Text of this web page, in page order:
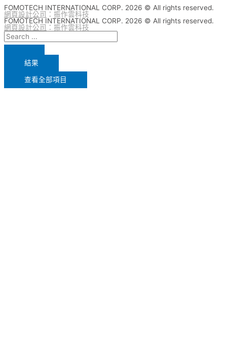
FOMOTECH INTERNATIONAL CORP. 2026 © All rights reserved.
網頁設計公司 ：振作雲科技
FOMOTECH INTERNATIONAL CORP. 2026 © All rights reserved.
網頁設計公司 ：振作雲科技
結果
查看全部項目